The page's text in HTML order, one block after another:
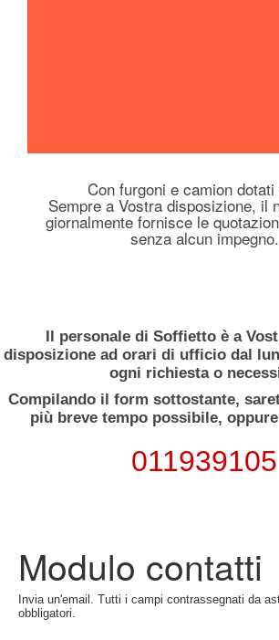
Con furgoni e camion
Sempre a Vostra disposizione, il
giornalmente fornisce le
senza alcun impegno.
Il personale di Soffietto è a
disposizione ad orari di ufficio dal
ogni richiesta o
Compilando il form sottostante,
più breve tempo possibile,
011939105
Modulo contatti
Invia un'email. Tutti i campi contrassegnati da
obbligatori.